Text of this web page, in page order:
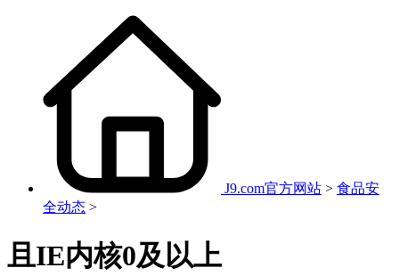
J9.com官方网站 > 食品安
全动态 >
且IE内核0及以上